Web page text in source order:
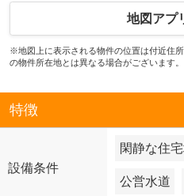
地図アプ
※地図上に表示される物件の位置は付近住
の物件所在地とは異なる場合がございます。
特徴
設備条件
閑静な住
公営水道